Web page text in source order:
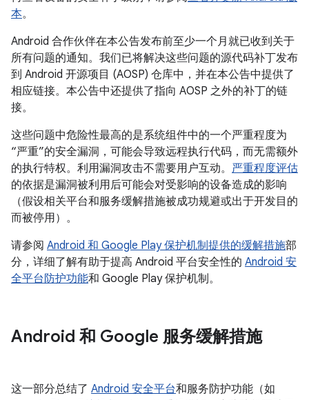
本。
Android 合作伙伴在本公告发布前至少一个月就已收到关于
所有问题的通知。我们已将解决这些问题的源代码补丁发布
到 Android 开源项目 (AOSP) 仓库中，并在本公告中提供了
相应链接。本公告中还提供了指向 AOSP 之外的补丁的链
接。
这些问题中危险性最高的是系统组件中的一个严重程度为
“严重”的安全漏洞，可能会导致远程执行代码，而无需额外
的执行特权。利用漏洞攻击不需要用户互动。 严重程度评估
的依据是漏洞被利用后可能会对受影响的设备造成的影响
（假设相关平台和服务缓解措施被成功规避或出于开发目的
而被停用）。
请参阅 Android 和 Google Play 保护机制提供的缓解措施部
分，详细了解有助于提高 Android 平台安全性的 Android 安
全平台防护功能和 Google Play 保护机制。
Android 和 Google 服务缓解措施
这一部分总结了 Android 安全平台和服务防护功能（如